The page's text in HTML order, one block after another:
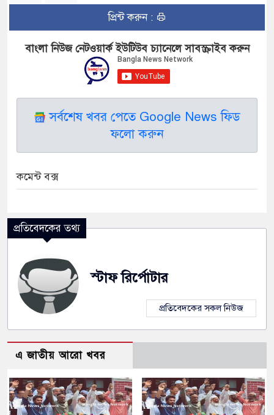
প্রিন্ট করুন :
বাংলা নিউজ নেটওয়ার্ক ইউটিউব চ্যানেলে সাবস্ক্রাইব করুন
সর্বশেষ খবর পেতে Google News ফিড
ফলো করুন
কমেন্ট বক্স
প্রতিবেদকের তথ্য
স্টাফ রির্পোটার
প্রতিবেদকের সকল নিউজ
এ জাতীয় আরো খবর